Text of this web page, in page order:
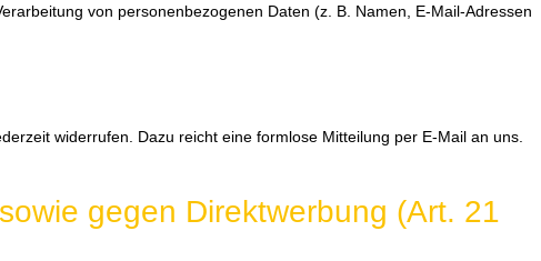
von personenbezogenen Daten (z. B. Namen, E-Mail-Adressen
widerrufen. Dazu reicht eine formlose Mitteilung per E-Mail an uns.
gegen Direktwerbung (Art. 21